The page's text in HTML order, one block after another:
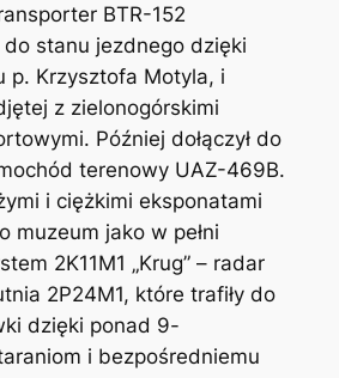
BTR-152
stanu jezdnego dzięki
p. Krzysztofa Motyla, i
z zielonogórskimi
Później dołączył do
terenowy UAZ-469B.
i ciężkimi eksponatami
muzeum jako w pełni
2K11M1 „Krug” – radar
2P24M1, które trafiły do
dzięki ponad 9-
i bezpośredniemu